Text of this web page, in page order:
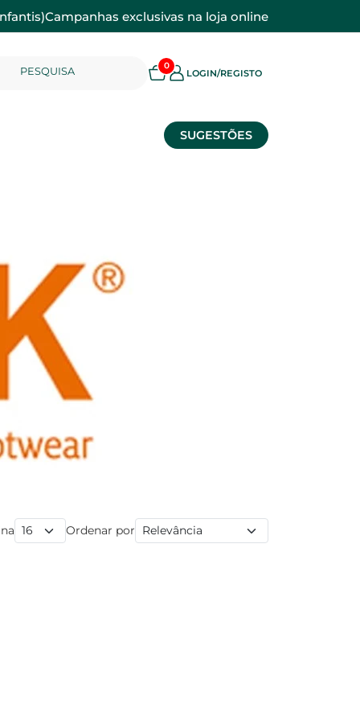
Campanhas exclusivas na loja online
PESQUISA 0
LOGIN/REGISTO
SUGESTÕES
Ordenar por